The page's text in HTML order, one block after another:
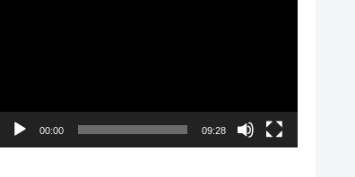
00:00 09:28